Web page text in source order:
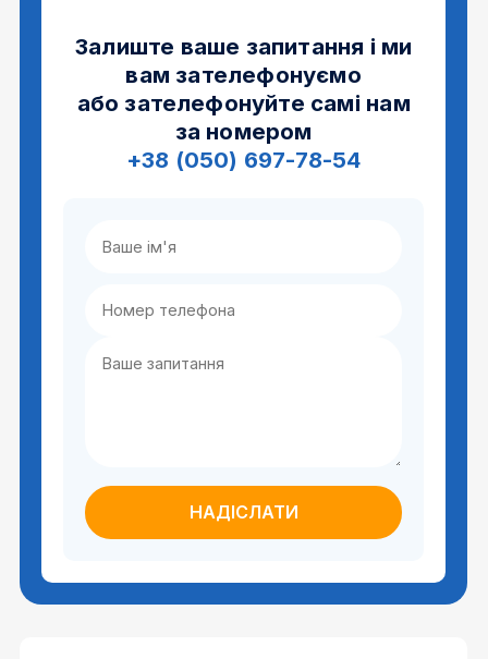
Залиште ваше запитання і ми
вам зателефонуємо
або зателефонуйте самі нам
за номером
+38 (050) 697-78-54